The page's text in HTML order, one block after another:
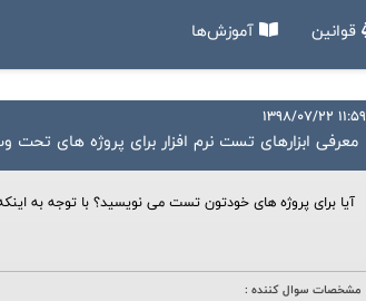
قوانین آموزش‌ها
11:59 1398/07/22
معرفی ابزارهای تست نرم افزار برای پروژه های تحت
آیا برای پروژه های خودتون تست می نویسید؟ با توجه به
مشخصات سوال کننده :